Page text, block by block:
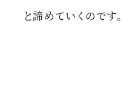
と諦めていくのです。